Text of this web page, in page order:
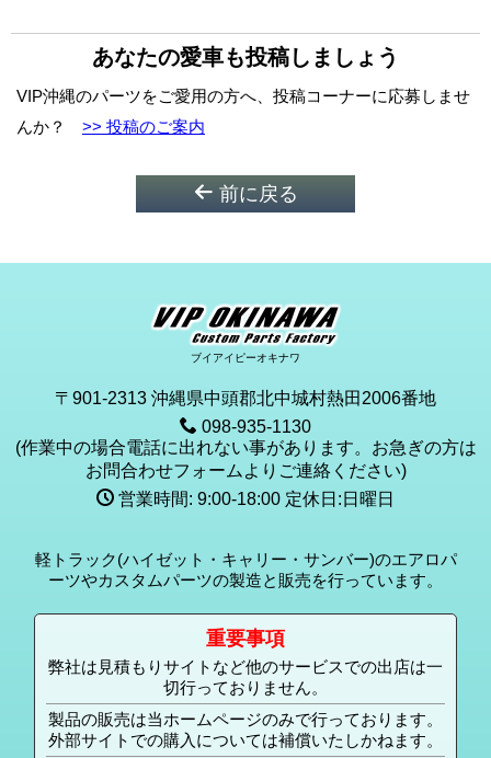
あなたの愛車も投稿しましょう
VIP沖縄のパーツをご愛用の方へ、投稿コーナーに応募しませ
んか？ >> 投稿のご案内
前に戻る
ブイアイピーオキナワ
〒901-2313 沖縄県中頭郡北中城村熱田2006番地
098-935-1130
(作業中の場合電話に出れない事があります。お急ぎの方は
お問合わせフォームよりご連絡ください)
営業時間: 9:00-18:00 定休日:日曜日
軽トラック(ハイゼット・キャリー・サンバー)のエアロパ
ーツやカスタムパーツの製造と販売を行っています。
重要事項
弊社は見積もりサイトなど他のサービスでの出店は一
切行っておりません。
製品の販売は当ホームページのみで行っております。
外部サイトでの購入については補償いたしかねます。